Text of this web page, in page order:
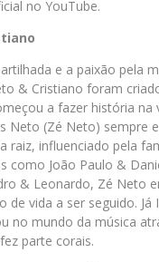
no YouTube.
e a paixão pela
& Cristiano foram
a fazer história na
Neto (Zé Neto) sempre
raiz, influenciado pela
como João Paulo &
& Leonardo, Zé Neto
de vida a ser seguido. Já
no mundo da música
parte corais.